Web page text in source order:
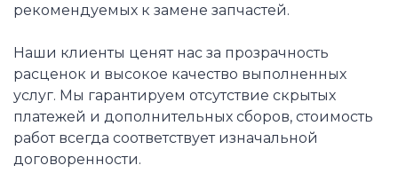
рекомендуемых к замене запчастей.
Наши клиенты ценят нас за прозрачность
расценок и высокое качество выполненных
услуг. Мы гарантируем отсутствие скрытых
платежей и дополнительных сборов, стоимость
работ всегда соответствует изначальной
договоренности.